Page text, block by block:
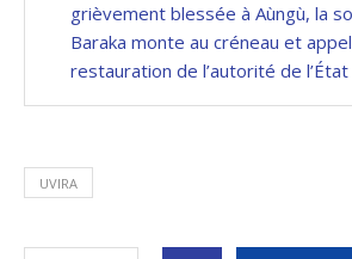
grièvement blessée à Aùngù, la
Baraka monte au créneau et
restauration de l’autorité de l’État
UVIRA